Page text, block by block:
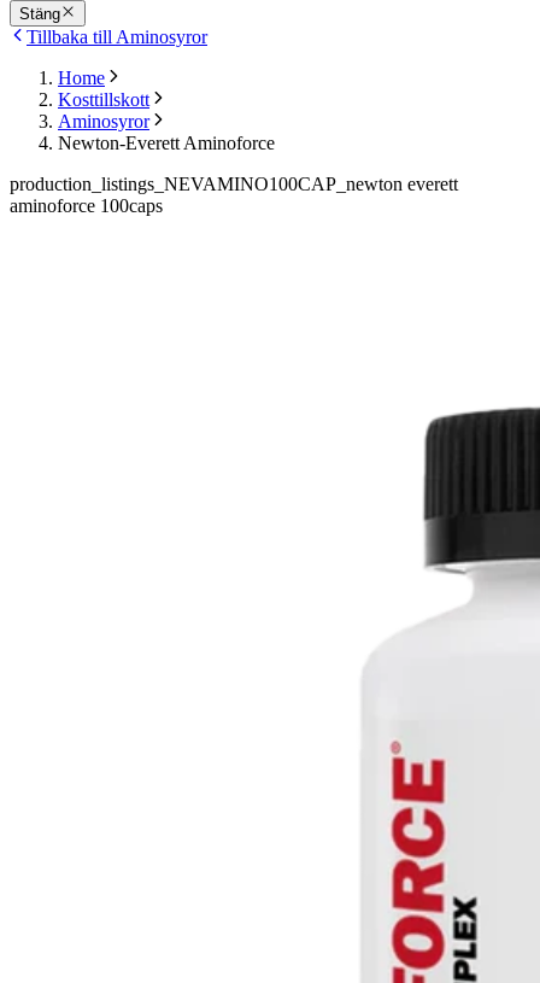
Stäng
Tillbaka till Aminosyror
Home
Kosttillskott
Aminosyror
Newton-Everett Aminoforce
production_listings_NEVAMINO100CAP_newton everett
aminoforce 100caps